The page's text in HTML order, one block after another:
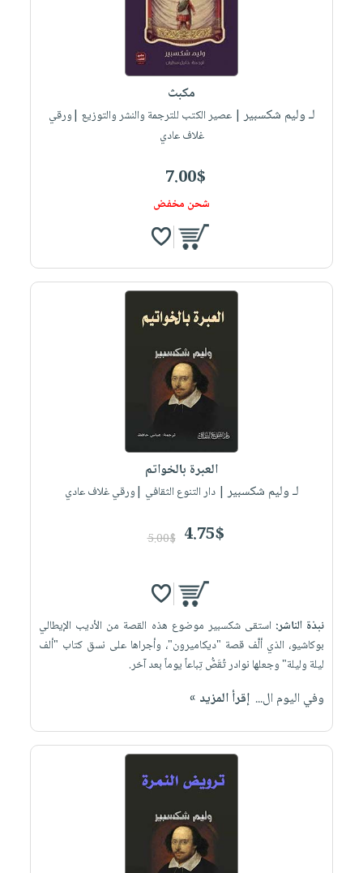
مكبث
لـ وليم شكسبير| عصير الكتب للترجمة والنشر والتوزيع |ورقي
غلاف عادي
7.00$
شحن مخفض
العبرة بالخواتم
لـ وليم شكسبير| دار التنوع الثقافي |ورقي غلاف عادي
4.75$
5.00$
نبذة الناشر: استقى شكسبير موضوع هذه القصة من الأديب الإيطالي
بوكاشيو، الذي ألَّف قصة "ديكاميرون"، وأجراها على نسق كتاب "ألف
ليلة وليلة" وجعلها نوادر تُقَصُّ تِباعاً يوماً بعد آخر.
وفي اليوم ال... إقرأ المزيد »